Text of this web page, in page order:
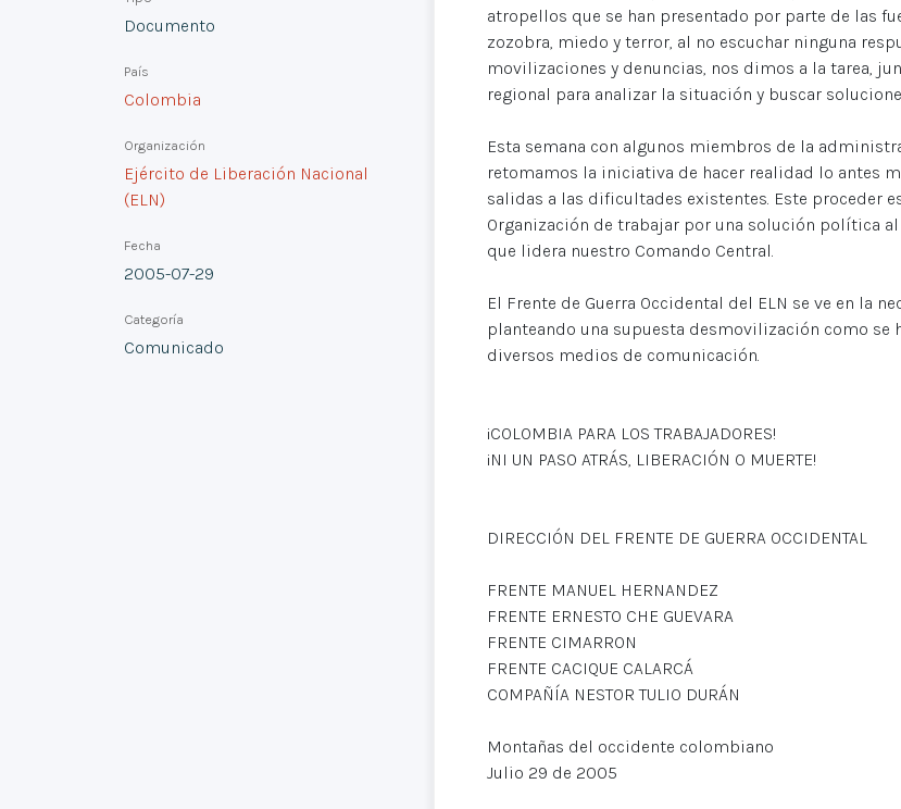
Documento
País
Colombia
Organización
Ejército de Liberación Nacional
(ELN)
Fecha
2005-07-29
Categoría
Comunicado
atropellos que se han presentado por parte de las
zozobra, miedo y terror, al no escuchar ninguna
movilizaciones y denuncias, nos dimos a la tarea,
regional para analizar la situación y buscar
Esta semana con algunos miembros de la
retomamos la iniciativa de hacer realidad lo antes
salidas a las dificultades existentes. Este proceder
Organización de trabajar por una solución política
que lidera nuestro Comando Central.
El Frente de Guerra Occidental del ELN se ve en la
planteando una supuesta desmovilización como
diversos medios de comunicación.
¡COLOMBIA PARA LOS TRABAJADORES!
¡NI UN PASO ATRÁS, LIBERACIÓN O MUERTE!
DIRECCIÓN DEL FRENTE DE GUERRA OCCIDENTAL
FRENTE MANUEL HERNANDEZ
FRENTE ERNESTO CHE GUEVARA
FRENTE CIMARRON
FRENTE CACIQUE CALARCÁ
COMPAÑÍA NESTOR TULIO DURÁN
Montañas del occidente colombiano
Julio 29 de 2005